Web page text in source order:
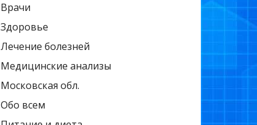
Врачи
Здоровье
Лечение болезней
Медицинские анализы
Московская обл.
Обо всем